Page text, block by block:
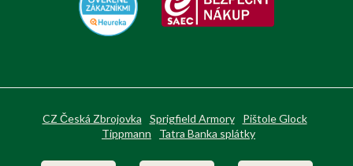
CZ Česká Zbrojovka Sprigfield Armory
Pištole Glock
Tippmann
Tatra Banka splátky